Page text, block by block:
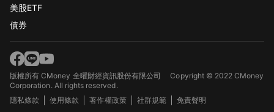
美股ETF
債券
版權所有 CMoney 全曜財經資訊股份有限公司Copyright © 2022 CMoney
Corporation. All rights reserved.
隱私條款
使用條款 著作權政策 社群規範 免責聲明